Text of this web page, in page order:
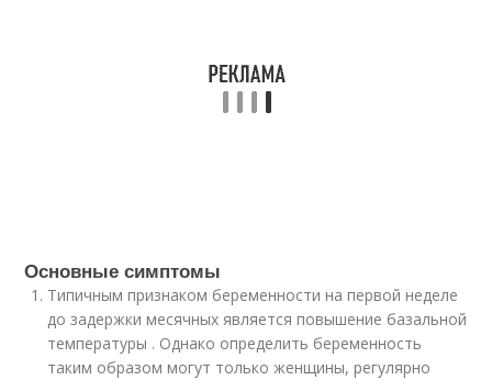
Основные симптомы
Типичным признаком беременности на первой неделе
до задержки месячных является повышение базальной
температуры . Однако определить беременность
таким образом могут только женщины, регулярно